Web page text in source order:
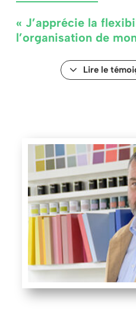
« J’apprécie la
l’organisation de
Lire le